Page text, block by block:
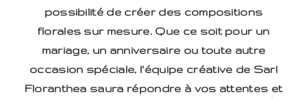
possibilité de créer des compositions
florales sur mesure. Que ce soit pour un
mariage, un anniversaire ou toute autre
occasion spéciale, l'équipe créative de Sarl
Floranthea saura répondre à vos attentes et